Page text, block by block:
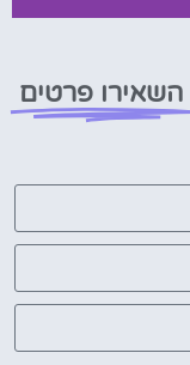
השאירו פרטים